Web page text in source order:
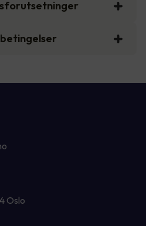
Oslo